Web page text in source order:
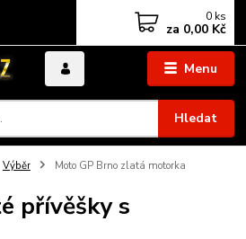
Menu
Hledat
0 ks
za 0,00 Kč
Výběr Moto GP Brno zlatá motorka
přívěšky s